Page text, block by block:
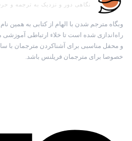
نگاهی دور و نزدیک به ترجمه و
راه‌اندازی شده است تا خلاء ارتباطی آموزشی
و محفل مناسبی برای آشناکردن مترجمان با
خصوصا برای مترجمان فریلنس باشد.